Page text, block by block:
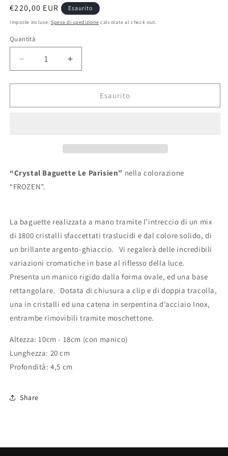
Prezzo
di
€220,00 EUR Esaurito
Imposte incluse. Spese di spedizione calcolate al check-out.
Quantità
Diminuisci
quantità
per
“Le
Aumenta
quantità
per
Baguette
“Le
Esaurito
“Crystal Baguette Le Parisien” nella colorazione
“FROZEN”.
La baguette realizzata a mano tramite l’intreccio di un mix
di 1800 cristalli sfaccettati traslucidi e dal colore solido, di
un brillante argento-ghiaccio. Vi regalerà delle incredibili
variazioni cromatiche in base al riflesso della luce.
Presenta un manico rigido dalla forma ovale, ed una base
rettangolare. Dotata di chiusura a clip e di doppia tracolla,
una in cristalli ed una catena in serpentina d’acciaio Inox,
entrambe rimovibili tramite moschettone.
Altezza: 10cm - 18cm (con manico)
Lunghezza: 20 cm
Profondità: 4,5 cm
Share